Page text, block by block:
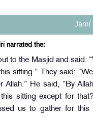
narrated the:
to the Masjid and said:
sitting.” They said:
Allah.” He said, “By
sitting except for
us to gather for this